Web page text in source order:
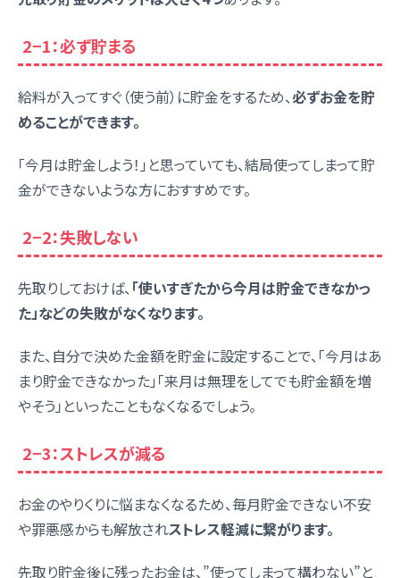
2−1：必ず貯まる
給料が入ってすぐ（使う前）に貯金をするため、必ずお金を貯
めることができます。
「今月は貯金しよう！」と思っていても、結局使ってしまって貯
金ができないような方におすすめです。
2−2：失敗しない
先取りしておけば、 「使いすぎたから今月は貯金できなかっ
た」などの失敗がなくなります。
また、自分で決めた金額を貯金に設定することで、「今月はあ
まり貯金できなかった」「来月は無理をしてでも貯金額を増
やそう」といったこともなくなるでしょう。
2−3：ストレスが減る
お金のやりくりに悩まなくなるため、毎月貯金できない不安
や罪悪感からも解放されストレス軽減に繋がります。
先取り貯金後に残ったお金は、”使ってしまって構わない”と